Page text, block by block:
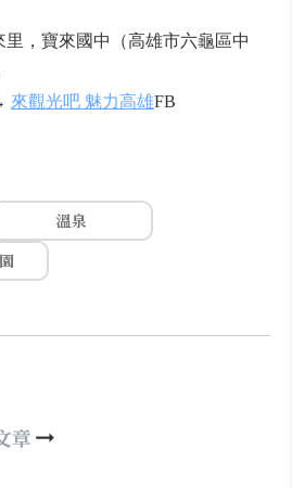
，寶來國中（高雄市六龜區中
來觀光吧 魅力高雄FB
溫泉
章